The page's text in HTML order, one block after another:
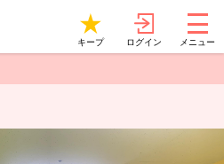
キープ ログイン メニュー